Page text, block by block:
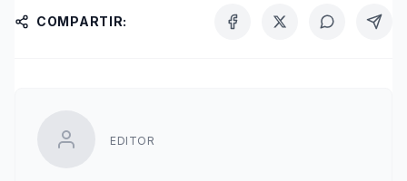
COMPARTIR:
EDITOR